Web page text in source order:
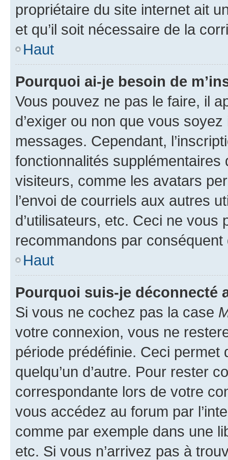
propriétaire du site internet ait
et qu’il soit nécessaire de la
Haut
Pourquoi ai-je besoin de
Vous pouvez ne pas le faire, il
d’exiger ou non que vous
messages. Cependant,
fonctionnalités
visiteurs, comme les avatars
l’envoi de courriels aux autres
d’utilisateurs, etc. Ceci ne vous
recommandons par conséquent
Haut
Pourquoi suis-je déconnecté
Si vous ne cochez pas la case
votre connexion, vous ne
période prédéfinie. Ceci permet
quelqu’un d’autre. Pour rester
correspondante lors de votre
vous accédez au forum par
comme par exemple dans une
etc. Si vous n’arrivez pas à